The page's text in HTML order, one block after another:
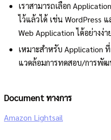
เราสามารถเลือก
ไว้แล้วได้ เช่น WordPress
Web Application ได้อย่างง่า
เหมาะสำหรับ Application
แวดล้อมการทดสอบ/การพัฒ
Document ทางการ
Amazon Lightsail